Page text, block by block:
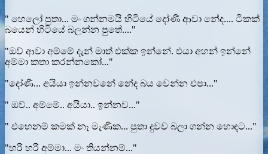
" හෙලෝ පුතා... මං ගන්නමයි හිටියේ දෝණි ආවා නේද.... ටිකක්
බයෙන් හිටියේ බලන්න පුතේ...."
"ඔව් ආවා අම්මේ දැන් මාත් එක්ක ඉන්නේ. එයා අහන් ඉන්නේ
අම්මා කතා කරන්නකෝ..."
"දෝණී... අයියා ඉන්නවනේ නේද බය වෙන්න එපා..."
" ඔව්.. අම්මේ.. අයියා.. ඉන්නව..."
" එහෙනම් කමක් නෑ මැණික... පුතා දුවව බලා ගන්න හොඳට..."
"හරි හරි අම්මා... මං තියන්නම්..."